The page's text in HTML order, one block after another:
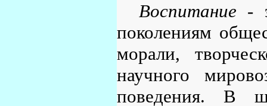
Воспитание -
поколениям
морали,
научного
поведения. В